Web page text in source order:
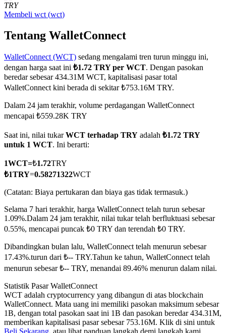
COIN-M Berjangka
Mata Uang Kripto Berjangka
TradFi
USDC Berjangka
Kontrak berjangka menggunakan USDC sebagai jaminannya
TRY
Membeli wct (wct)
Tentang WalletConnect
WalletConnect (WCT) sedang mengalami tren turun minggu ini,
dengan harga saat ini ₺1.72 TRY per WCT. Dengan pasokan
beredar sebesar 434.31M WCT, kapitalisasi pasar total
WalletConnect kini berada di sekitar ₺753.16M TRY.
Dalam 24 jam terakhir, volume perdagangan WalletConnect
mencapai ₺559.28K TRY
Saat ini, nilai tukarWCT terhadap TRY adalah ₺1.72 TRY
untuk 1 WCT. Ini berarti:
1WCT=₺1.72TRY
₺1TRY=0.58271322WCT
(Catatan: Biaya pertukaran dan biaya gas tidak termasuk.)
Selama 7 hari terakhir, harga WalletConnect telah turun sebesar
1.09%.Dalam 24 jam terakhir, nilai tukar telah berfluktuasi sebesar
0.55%, mencapai puncak ₺0 TRY dan terendah ₺0 TRY.
Dibandingkan bulan lalu, WalletConnect telah menurun sebesar
17.43%.turun dari ₺-- TRY.Tahun ke tahun, WalletConnect telah
menurun sebesar ₺-- TRY, menandai 89.46% menurun dalam nilai.
Statistik Pasar WalletConnect
WCT adalah cryptocurrency yang dibangun di atas blockchain
WalletConnect. Mata uang ini memiliki pasokan maksimum sebesar
1B, dengan total pasokan saat ini 1B dan pasokan beredar 434.31M,
memberikan kapitalisasi pasar sebesar 753.16M. Klik di sini untuk